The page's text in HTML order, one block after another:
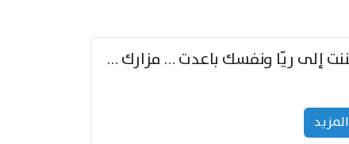
حننت إلى ريّا ونفسك باعدت … مزارك من ريّا وشعباكما معا
المزید